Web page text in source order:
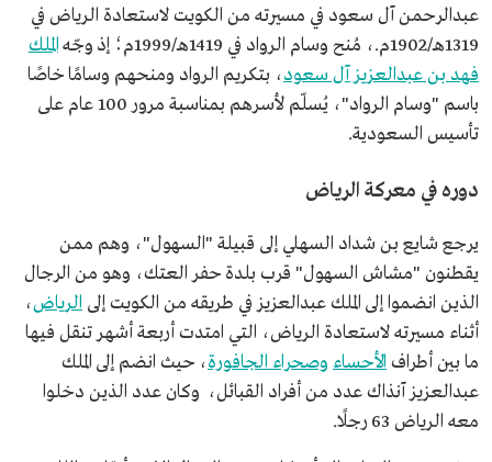
التصنيف
أحد رواد تأسيس المملكة العربية السعودية.
دوره في معركة
الرياض
تشير بعض المصادر إلى أنه كان ضمن الرجال الذين أبقاهم
الملك عبدالعزيز في ضلع الشقيب، ضمن خطة الملك لتقسيم
رجاله.
تاريخ الوفاة
عبدالرحمن آل سعود في مسيرته من الكويت لاستعادة الرياض في
1319هـ/1902م.، مُنح وسام الرواد في 1419هـ/1999م؛ إذ وجّه
الملك
فهد بن عبدالعزيز آل سعود، بتكريم الرواد ومنحهم وسامًا خاصًا
باسم "وسام الرواد"، يُسلّم لأسرهم بمناسبة مرور 100 عام على
تأسيس السعودية.
دوره في معركة الرياض
يرجع شايع بن شداد السهلي إلى قبيلة "السهول"، وهم ممن
يقطنون "مشاش السهول" قرب بلدة حفر العتك، وهو من الرجال
الذين انضموا إلى الملك عبدالعزيز في طريقه من الكويت إلى الرياض،
أثناء مسيرته لاستعادة الرياض، التي امتدت أربعة أشهر تنقل فيها
ما بين أطراف الأحساء وصحراء الجافورة، حيث انضم إلى الملك
عبدالعزيز آنذاك عدد من أفراد القبائل، وكان عدد الذين دخلوا
معه الرياض 63 رجلًا.